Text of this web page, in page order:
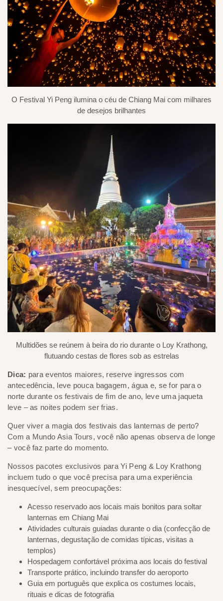
O Festival Yi Peng ilumina o céu de Chiang Mai com milhares
de desejos brilhantes
Multidões se reúnem à beira do rio durante o Loy Krathong,
flutuando cestas de flores sob as estrelas
Dica: para eventos maiores, reserve ingressos com
antecedência, leve pouca bagagem, água e, se for para o
norte durante os festivais de fim de ano, leve uma jaqueta
leve – as noites podem ser frias.
Quer viver a magia dos festivais das lanternas de perto?
Com a Mundo Asia Tours, você não apenas observa de longe
– você faz parte do momento.
Nossos pacotes exclusivos para Yi Peng & Loy Krathong
incluem tudo o que você precisa para uma experiência
inesquecível, sem preocupações:
Acesso reservado aos locais mais bonitos para soltar
lanternas em Chiang Mai
Atividades culturais guiadas durante o dia (confecção de
lanternas, degustação de comidas típicas, visitas a
templos)
Hospedagem confortável próxima aos locais do festival
Transporte prático, incluindo transfer do aeroporto
Guia em português que explica os costumes locais,
rituais e dicas de fotografia